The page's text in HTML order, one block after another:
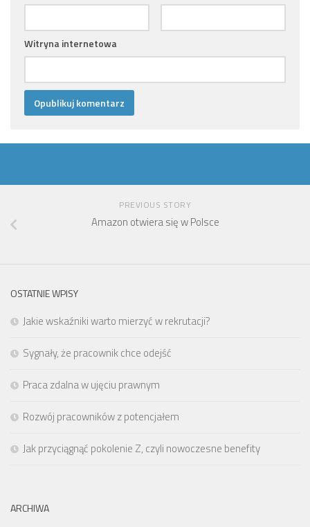
Witryna internetowa
PREVIOUS STORY
Amazon otwiera się w Polsce
OSTATNIE WPISY
Jakie wskaźniki warto mierzyć w rekrutacji?
Sygnały, że pracownik chce odejść
Praca zdalna w ujęciu prawnym
Rozwój pracowników z potencjałem
Jak przyciągnąć pokolenie Z, czyli nowoczesne benefity
ARCHIWA